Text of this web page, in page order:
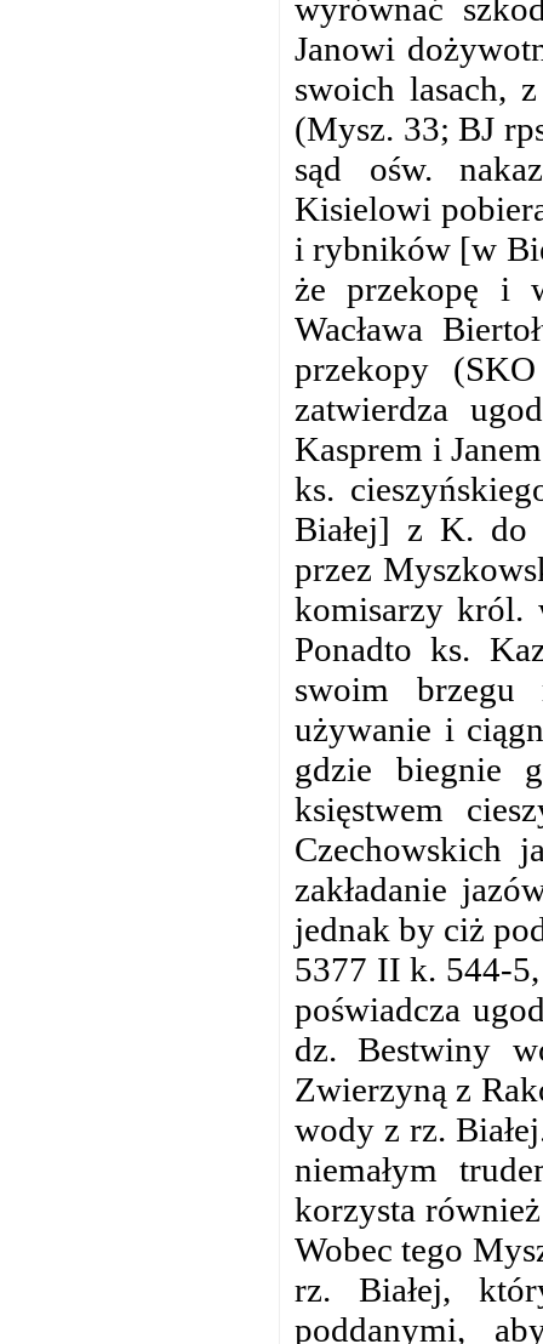
wyrównać
Janowi
swoich lasach,
(Mysz. 33; BJ
sąd ośw.
Kisielowi
i rybników [w
że przekopę i
Wacława
przekopy
zatwierdza
Kasprem i
ks.
Białej] z K. do
przez
komisarzy król.
Ponadto ks.
swoim brzegu
używanie i
gdzie biegnie
księstwem
Czechowskich
zakładanie
jednak by ciż
5377 II k. 544-
poświadcza
dz. Bestwiny
Zwierzyną z
wody z rz.
niemałym
korzysta
Wobec tego
rz. Białej,
poddanymi,